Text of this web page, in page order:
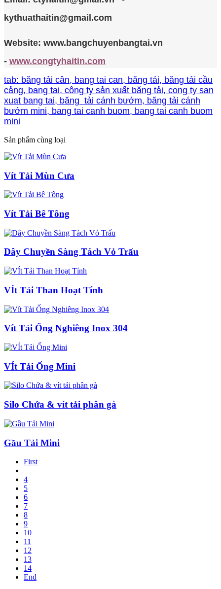
kythuathaitin@gmail.com
Website: www.bangchuyenbangtai.vn
- www.congtyhaitin.com
tab: băng tải cân, bang tai can, băng tải, băng tải cầu
cảng, bang tai, công ty sản xuất băng tải, cong ty san
xuat bang tai, băng tải cánh bướm, băng tải cánh
bướm mini, bang tai canh buom, bang tai canh buom
mini
Sản phẩm cùng loại
Vít Tải Mùn Cưa
Vít Tải Bê Tông
Dây Chuyền Sàng Tách Vỏ Trấu
VÍt Tải Than Hoạt Tính
Vít Tải Ống Nghiêng Inox 304
VÍt Tải Ống Mini
Silo Chứa & vít tải phân gà
Gầu Tải Mini
First
4
5
6
7
8
9
10
11
12
13
14
End